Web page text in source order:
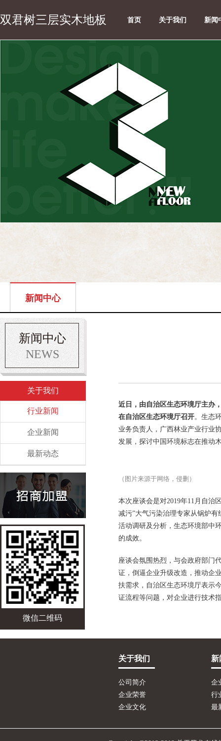
双君树三层实木地板 首页 关于我们 新闻
新闻中心
新闻中心
NEWS
关于我们
行业新闻
企业新闻
最新动态
微信二维码
近日，由自治区生态环境厅主办
在自治区生态环境厅召开。生态
业务负责人，广西林业产业行业
发展，探讨中国环境标志在推动
（图片来源于网络，侵删）
本次座谈会是对2019年11月自治
减污”大气污染治理专家从锅炉
活动调研及分析，生态环境部中
的成效。
座谈会氛围热烈，与会政府部门
证，倒逼企业升级改造，推动企
扶需求，自治区生态环境厅表示
证流程等问题，对企业进行技术
关于我们
公司简介
企业荣誉
企业文化
新
企
行
最